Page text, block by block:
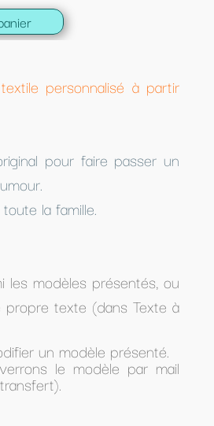
personnalisé à partir
pour faire passer un
la famille.
les modèles présentés, ou
texte (dans Texte à
un modèle présenté.
le modèle par mail